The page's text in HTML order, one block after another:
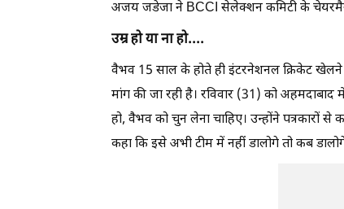
अजय जडेजा ने BCCI सेलेक्शन कमिटी के
उम्र हो या ना हो....
वैभव 15 साल के होते ही इंटरनेशनल क्रिकेट
मांग की जा रही है। रविवार (31) को
हो, वैभव को चुन लेना चाहिए। उन्होंने
कहा कि इसे अभी टीम में नहीं डालोगे तो कब